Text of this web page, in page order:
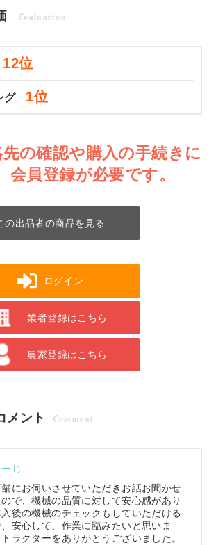
Evaluation
12位
グ 1位
の確認や購入の手続きに
会員登録が必要です。
の出品者の商品を見る
ログイン
業者登録はこちら
農家登録はこちら
メント Comment
じ
にお伺いさせていただきお話お聞かせ
で、機械の品質に対して安心感があり
後の機械のチェックもしていただける
安心して、作業に臨みたいと思いま
ラクターをありがとうございました。